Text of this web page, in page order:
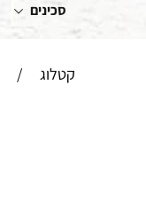
סכינים
קטלוג /